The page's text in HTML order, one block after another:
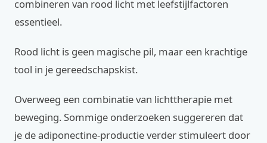
combineren van rood licht met leefstijlfactoren
essentieel.
Rood licht is geen magische pil, maar een krachtige
tool in je gereedschapskist.
Overweeg een combinatie van lichttherapie met
beweging. Sommige onderzoeken suggereren dat
je de adiponectine-productie verder stimuleert door